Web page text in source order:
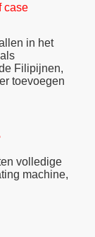
case
in het
Filipijnen,
toevoegen
volledige
machine,